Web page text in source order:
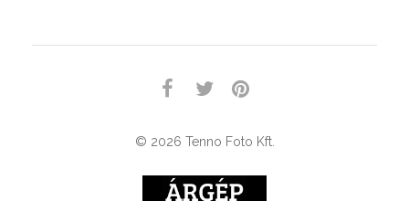
© 2026 Tenno Foto Kft.